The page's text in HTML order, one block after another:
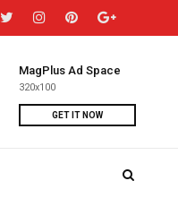
MagPlus Ad Space
320x100
GET IT NOW